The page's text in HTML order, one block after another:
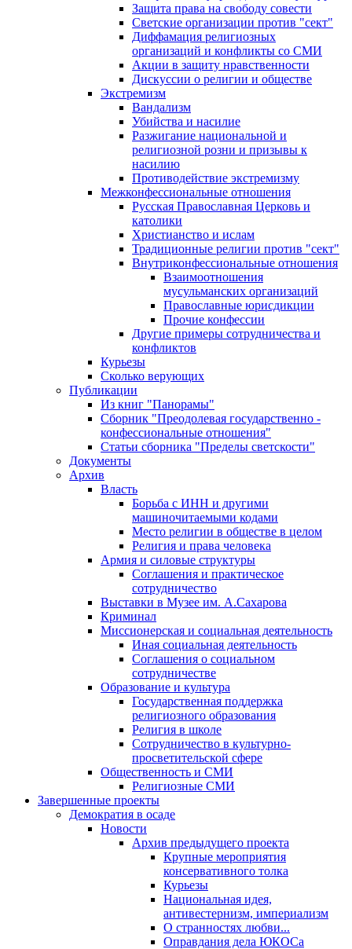
Защита права на свободу совести
Светские организации против "сект"
Диффамация религиозных
организаций и конфликты со СМИ
Акции в защиту нравственности
Дискуссии о религии и обществе
Экстремизм
Вандализм
Убийства и насилие
Разжигание национальной и
религиозной розни и призывы к
насилию
Противодействие экстремизму
Межконфессиональные отношения
Русская Православная Церковь и
католики
Христианство и ислам
Традиционные религии против "сект"
Внутриконфессиональные отношения
Взаимоотношения
мусульманских организаций
Православные юрисдикции
Прочие конфессии
Другие примеры сотрудничества и
конфликтов
Курьезы
Сколько верующих
Публикации
Из книг "Панорамы"
Сборник "Преодолевая государственно -
конфессиональные отношения"
Статьи сборника "Пределы светскости"
Документы
Архив
Власть
Борьба с ИНН и другими
машиночитаемыми кодами
Место религии в обществе в целом
Религия и права человека
Армия и силовые структуры
Соглашения и практическое
сотрудничество
Выставки в Музее им. А.Сахарова
Криминал
Миссионерская и социальная деятельность
Иная социальная деятельность
Соглашения о социальном
сотрудничестве
Образование и культура
Государственная поддержка
религиозного образования
Религия в школе
Сотрудничество в культурно-
просветительской сфере
Общественность и СМИ
Религиозные СМИ
Завершенные проекты
Демократия в осаде
Новости
Архив предыдущего проекта
Крупные мероприятия
консервативного толка
Курьезы
Национальная идея,
антивестернизм, империализм
О странностях любви...
Оправдания дела ЮКОСа